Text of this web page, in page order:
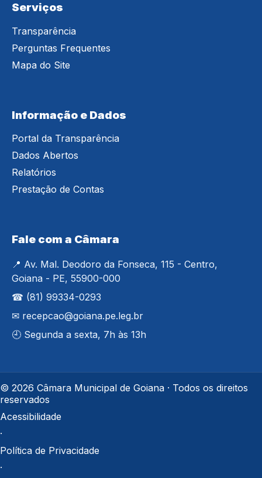
Serviços
Transparência
Perguntas Frequentes
Mapa do Site
Informação e Dados
Portal da Transparência
Dados Abertos
Relatórios
Prestação de Contas
Fale com a Câmara
📍 Av. Mal. Deodoro da Fonseca, 115 - Centro,
Goiana - PE, 55900-000
☎ (81) 99334-0293
✉ recepcao@goiana.pe.leg.br
🕘 Segunda a sexta, 7h às 13h
© 2026 Câmara Municipal de Goiana · Todos os direitos
reservados
Acessibilidade
·
Política de Privacidade
·